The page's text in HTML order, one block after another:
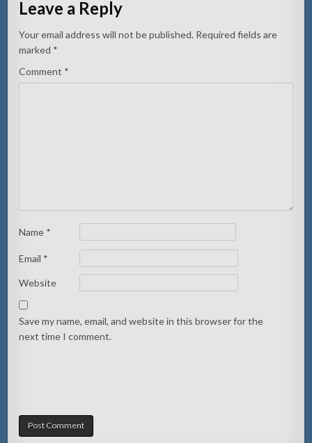
Leave a Reply
Your email address will not be published. Required fields are
marked *
Comment *
Name *
Email *
Website
Save my name, email, and website in this browser for the
next time I comment.